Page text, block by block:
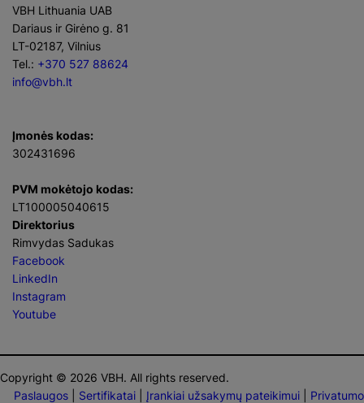
VBH Lithuania UAB
Dariaus ir Girėno g. 81
LT-02187, Vilnius
Tel.: +370 527 88624
info@vbh.lt
Įmonės kodas:
302431696
PVM mokėtojo kodas:
LT100005040615
Direktorius
Rimvydas Sadukas
Facebook
LinkedIn
Instagram
Youtube
Copyright © 2026 VBH. All rights reserved.
Paslaugos
Sertifikatai Įrankiai užsakymų pateikimui
Privatumo